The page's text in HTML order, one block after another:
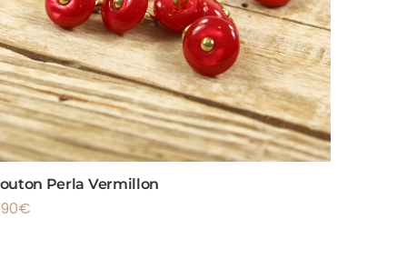
Perla Vermillon
€